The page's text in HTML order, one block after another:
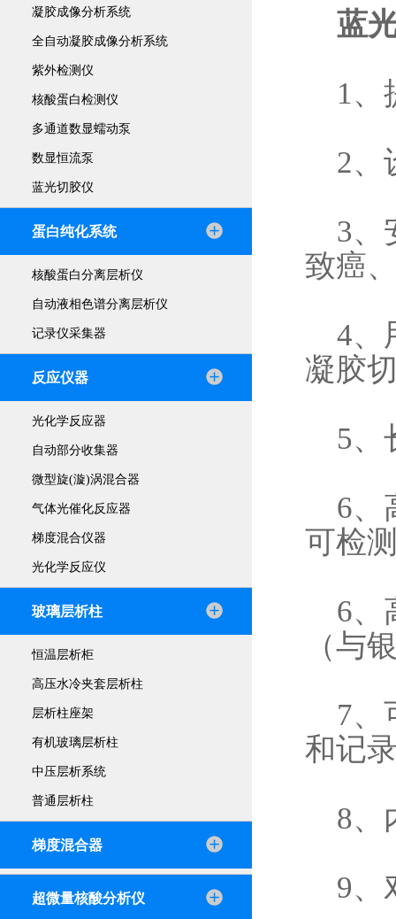
凝胶成像分析系统
全自动凝胶成像分析系统
紫外检测仪
核酸蛋白检测仪
多通道数显蠕动泵
数显恒流泵
蓝光切胶仪
蛋白纯化系统
核酸蛋白分离层析仪
自动液相色谱分离层析仪
记录仪采集器
反应仪器
光化学反应器
自动部分收集器
微型旋(漩)涡混合器
气体光催化反应器
梯度混合仪器
光化学反应仪
玻璃层析柱
恒温层析柜
高压水冷夹套层析柱
层析柱座架
有机玻璃层析柱
中压层析系统
普通层析柱
梯度混合器
超微量核酸分析仪
蓝
1、
2、
3、
致癌
4、
凝胶
5、
6、
可检
6、
（与
7、
和记
8、
9、